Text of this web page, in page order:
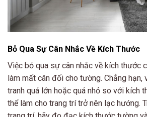
Bỏ Qua Sự Cân Nhắc Về Kích Thước
Việc bỏ qua sự cân nhắc về kích thước
làm mất cân đối cho tường. Chẳng
tranh quá lớn hoặc quá nhỏ so với kích
thể làm cho trang trí trở nên lạc hướng.